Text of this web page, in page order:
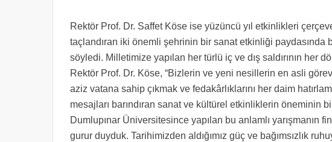
Rektör Prof. Dr. Saffet Köse ise yüzüncü yıl etkinlikleri
taçlandıran iki önemli şehrinin bir sanat etkinliği paydasında
söyledi. Milletimize yapılan her türlü iç ve dış saldırının her
Rektör Prof. Dr. Köse, “Bizlerin ve yeni nesillerin en asli
aziz vatana sahip çıkmak ve fedakârlıklarını her daim
mesajları barındıran sanat ve kültürel etkinliklerin öneminin
Dumlupınar Üniversitesince yapılan bu anlamlı yarışmanın
gurur duyduk. Tarihimizden aldığımız güç ve bağımsızlık